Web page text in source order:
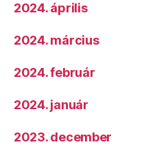
2024. április
2024. március
2024. február
2024. január
2023. december